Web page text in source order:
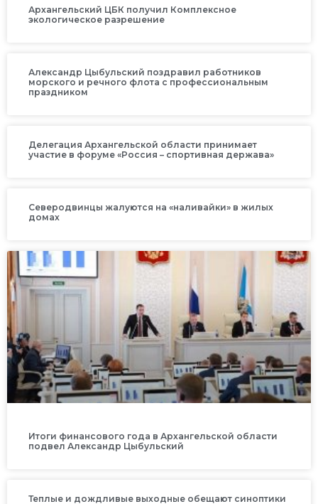
Архангельский ЦБК получил Комплексное
экологическое разрешение
Александр Цыбульский поздравил работников
морского и речного флота с профессиональным
праздником
Делегация Архангельской области принимает
участие в форуме «Россия – спортивная держава»
Северодвинцы жалуются на «наливайки» в жилых
домах
Итоги финансового года в Архангельской области
подвел Александр Цыбульский
Теплые и дождливые выходные обещают синоптики